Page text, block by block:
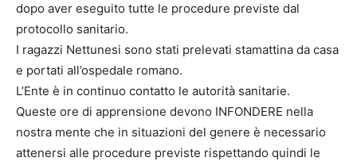
dopo aver eseguito tutte le procedure previste dal
protocollo sanitario.
I ragazzi Nettunesi sono stati prelevati stamattina da casa
e portati all’ospedale romano.
L’Ente è in continuo contatto le autorità sanitarie.
Queste ore di apprensione devono INFONDERE nella
nostra mente che in situazioni del genere è necessario
attenersi alle procedure previste rispettando quindi le